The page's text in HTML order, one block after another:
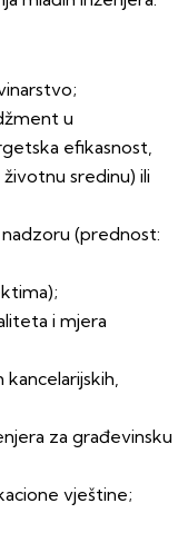
u
efikasnost,
sredinu) ili
(prednost:
i mjera
za građevinsku
vještine;